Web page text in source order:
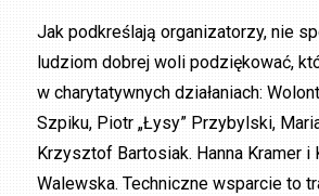
Jak podkreślają organizatorzy, nie
ludziom dobrej woli podziękować,
w charytatywnych działaniach:
Szpiku, Piotr „Łysy” Przybylski,
Krzysztof Bartosiak. Hanna Kramer i
Walewska. Techniczne wsparcie to